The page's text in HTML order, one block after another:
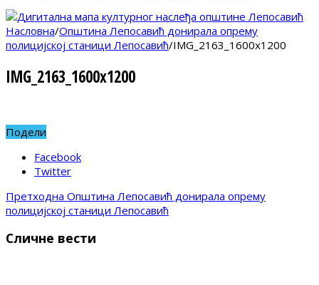
Насловна/Општина Лепосавић донирала опрему
полицијској станици Лепосавић/IMG_2163_1600x1200
IMG_2163_1600x1200
Подели
Facebook
Twitter
Претходна Општина Лепосавић донирала опрему
полицијској станици Лепосавић
Сличне вести